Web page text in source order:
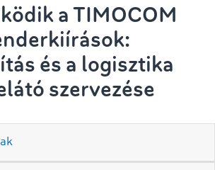
a TIMOCOM
és a logisztika
szervezése